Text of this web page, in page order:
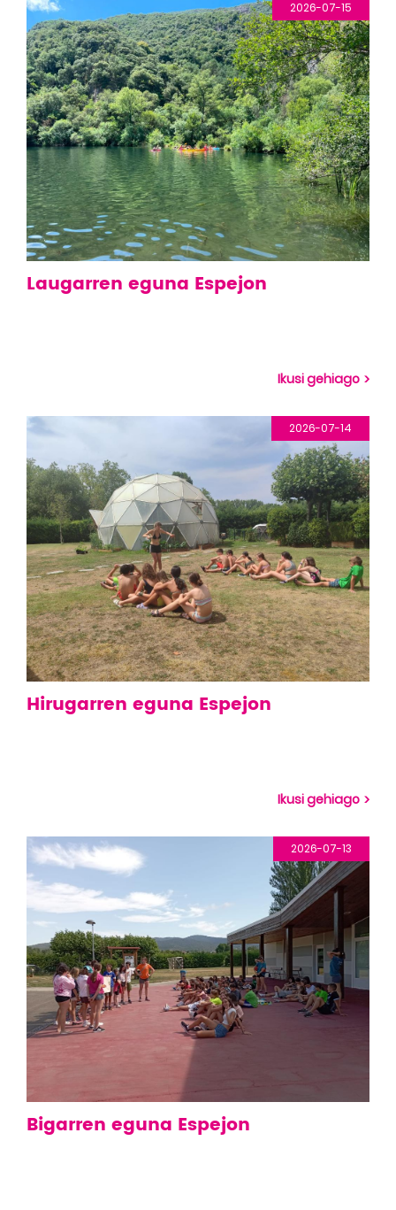
2026-07-15
Laugarren eguna Espejon
Ikusi gehiago
2026-07-14
Hirugarren eguna Espejon
Ikusi gehiago
2026-07-13
Bigarren eguna Espejon